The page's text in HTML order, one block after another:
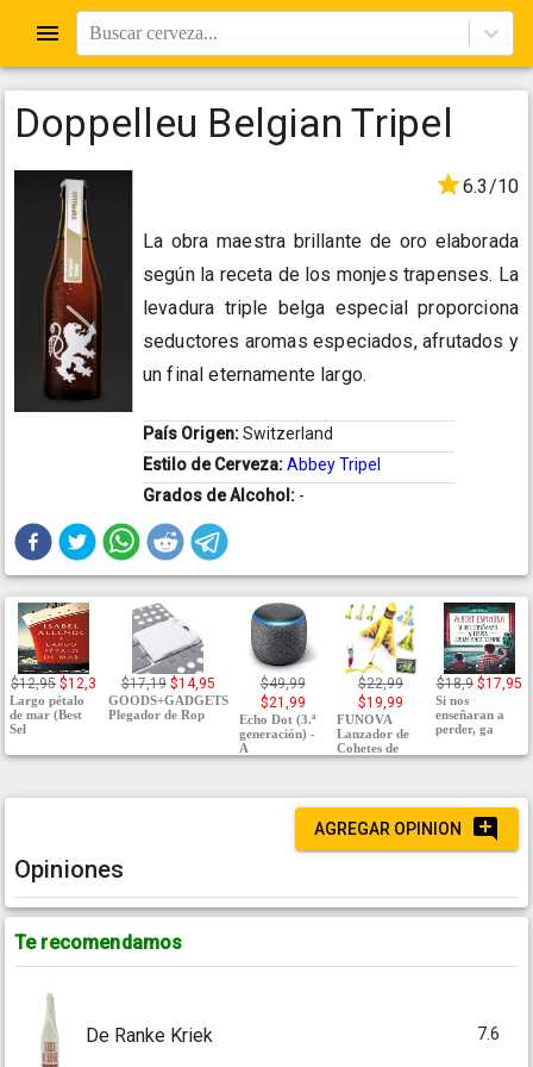
Buscar cerveza...
Doppelleu Belgian Tripel
6.3/10
La obra maestra brillante de oro elaborada
según la receta de los monjes trapenses. La
levadura triple belga especial proporciona
seductores aromas especiados, afrutados y
un final eternamente largo.
País Origen:Switzerland
Estilo de Cerveza:Abbey Tripel
Grados de Alcohol: -
$12,95 $12,3
Largo pétalo
de mar (Best
Sel
$17,19 $14,95
GOODS+GADGETS
Plegador de Rop
$49,99
$21,99
Echo Dot (3.ª
generación) -
A
$22,99
$19,99
FUNOVA
Lanzador de
Cohetes de
$18,9 $17,95
Si nos
enseñaran a
perder, ga
AGREGAR OPINION
Opiniones
Te recomendamos
De Ranke Kriek 7.6